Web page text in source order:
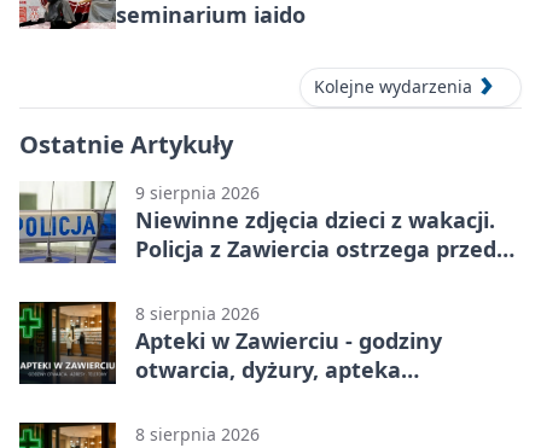
seminarium iaido
Kolejne wydarzenia
Ostatnie Artykuły
9 sierpnia 2026
Niewinne zdjęcia dzieci z wakacji.
Policja z Zawiercia ostrzega przed
8 sierpnia 2026
Apteki w Zawierciu - godziny
otwarcia, dyżury, apteka
8 sierpnia 2026